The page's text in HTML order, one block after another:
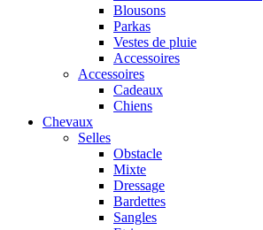
Blousons
Parkas
Vestes de pluie
Accessoires
Accessoires
Cadeaux
Chiens
Chevaux
Selles
Obstacle
Mixte
Dressage
Bardettes
Sangles